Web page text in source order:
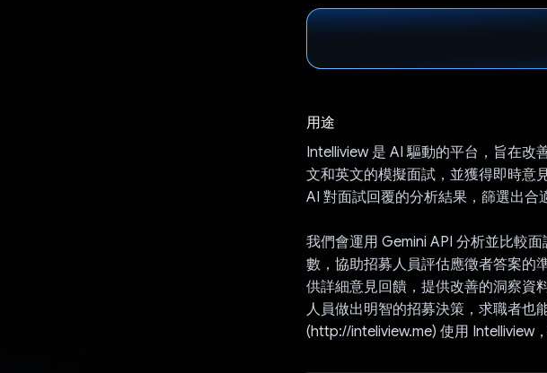
用途
Intelliview 是 AI 驅動的平台，旨在改
文和英文的模擬面試，並獲得即時意
AI 對面試回覆的分析結果，篩選出合
我們會運用 Gemini API 分析並比較
數，協助招募人員評估應徵者答案的
供詳細意見回饋，提供改善的洞察資
人員做出明智的招募決策，求職者也
(http://inteliview.me) 使用 Intelliview